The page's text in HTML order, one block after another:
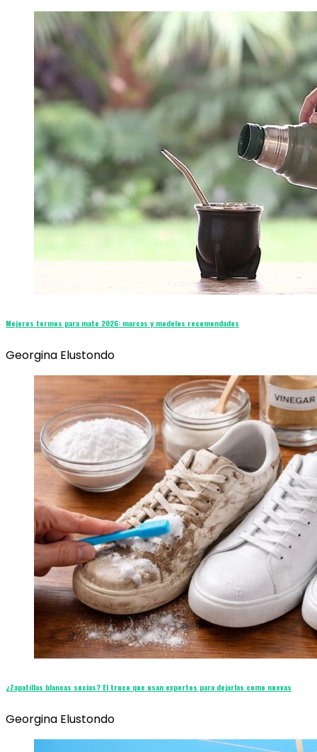
Mejores termos para mate 2026: marcas y modelos recomendados
Georgina Elustondo
¿Zapatillas blancas sucias? El truco que usan expertos para dejarlas como nuevas
Georgina Elustondo